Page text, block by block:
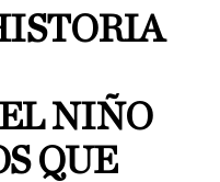
NIÑO
QUE